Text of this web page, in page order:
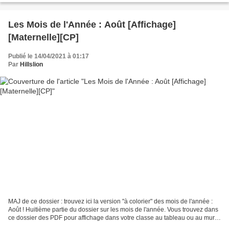
Les Mois de l'Année : Août [Affichage]
[Maternelle][CP]
Publié le 14/04/2021 à 01:17
Par Hillslion
MAJ de ce dossier : trouvez ici la version "à colorier" des mois de l'année :
Août ! Huitième partie du dossier sur les mois de l'année. Vous trouvez dans
ce dossier des PDF pour affichage dans votre classe au tableau ou au mur.